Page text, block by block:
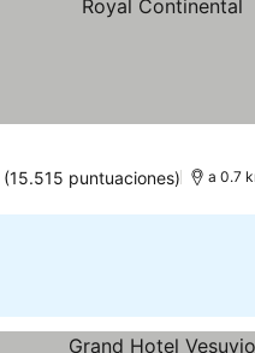
(15.515 puntuaciones) a 0.7